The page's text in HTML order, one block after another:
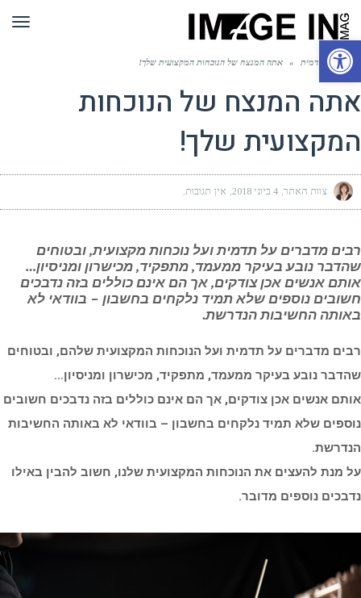
פתח סרגל נגישות
ראשי » תדמית » אתה המנצח של הנוכחות המקצועית שלך!
אתה המנצח של הנוכחות
המקצועית שלך!
צוות האתר 4 ביוני 2018 אין תגובות
רבים מדברים על תדמית ועל נוכחות מקצועית, ובטוחים
שהדבר נובע בעיקר ממעמד, מתפקיד, מכישרון ומניסיון…
אותם אנשים אכן צודקים, אך הם אינם כוללים בזה נדבכים
חשובים נוספים שלא תמיד נלקחים בחשבון – בוודאי לא
באותה החשיבות הנדרשת.
רבים מדברים על תדמית ועל הנוכחות המקצועית שלהם, ובטוחים
שהדבר נובע בעיקר ממעמד, מתפקיד, מכישרון ומניסיון…
אותם אנשים אכן צודקים, אך הם אינם כוללים בזה נדבכים חשובים
נוספים שלא תמיד נלקחים בחשבון – בוודאי לא באותה החשיבות
הנדרשת.
על מנת להעצים את הנוכחות המקצועית שלנו, חשוב להבין באילו
נדבכים נוספים מדובר.